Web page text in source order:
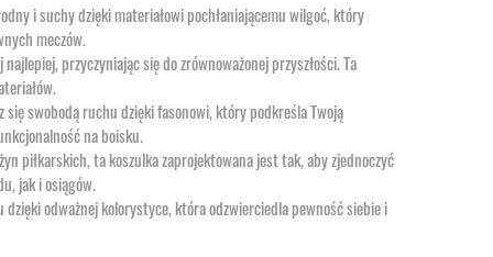
i suchy dzięki materiałowi pochłaniającemu wilgoć, który
meczów.
najlepiej, przyczyniając się do zrównoważonej przyszłości. Ta
się swobodą ruchu dzięki fasonowi, który podkreśla Twoją
na boisku.
piłkarskich, ta koszulka zaprojektowana jest tak, aby zjednoczyć
jak i osiągów.
dzięki odważnej kolorystyce, która odzwierciedla pewność siebie i